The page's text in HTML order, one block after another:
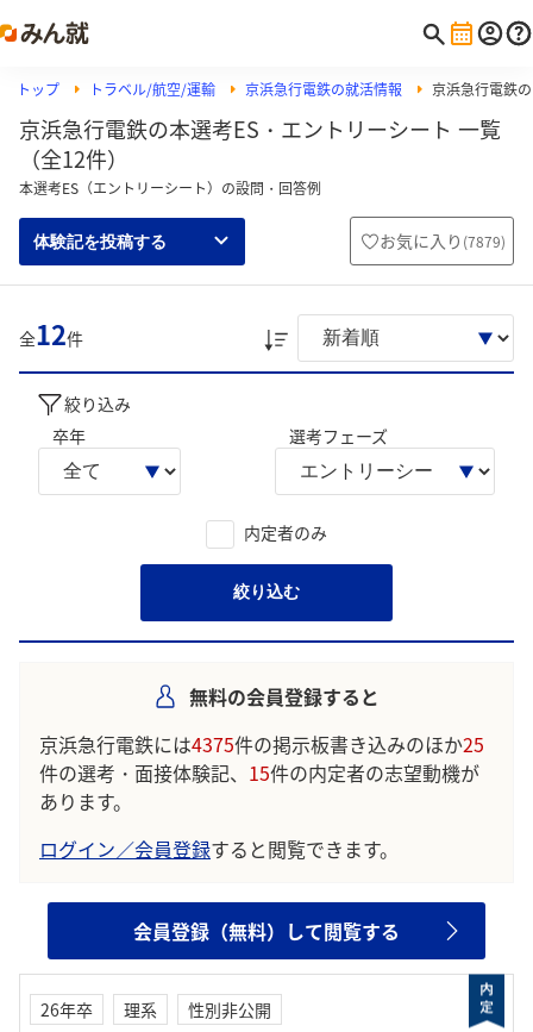
トップ トラベル/航空/運輸 京浜急行電鉄の就活情報 京浜急行電鉄
京浜急行電鉄の本選考ES・エントリーシート 一覧
（全12件）
本選考ES（エントリーシート）の設問・回答例
体験記を投稿する お気に入り (7879)
全12件
絞り込み
卒年
選考フェーズ
内定者のみ
絞り込む
無料の会員登録すると
京浜急行電鉄には4375件の掲示板書き込みのほか25
件の選考・面接体験記、 15件の内定者の志望動機が
あります。
ログイン／会員登録すると閲覧できます。
会員登録（無料）して閲覧する
26年卒 理系
性別非公開